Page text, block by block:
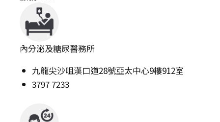
內分泌及糖尿醫務所
九龍尖沙咀漢口道28號亞太中心9樓912室
3797 7233